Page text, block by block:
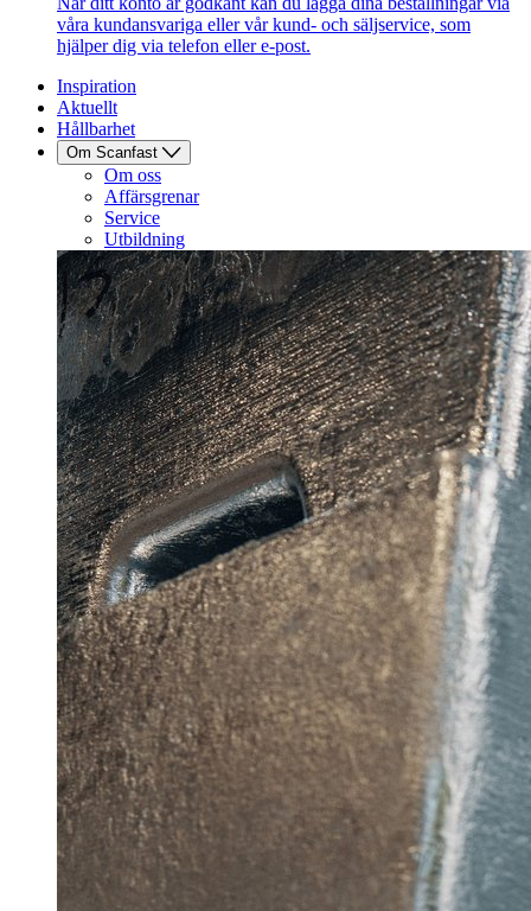
våra kundansvariga eller vår kund- och säljservice, som
hjälper dig via telefon eller e-post.
Inspiration
Aktuellt
Hållbarhet
Om Scanfast
Om oss
Affärsgrenar
Service
Utbildning